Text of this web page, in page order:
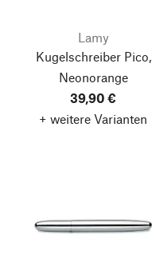
Lamy
Kugelschreiber Pico,
Neonorange
39,90 €
+ weitere Varianten